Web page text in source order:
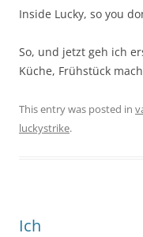
Inside Lucky, so you
So, und jetzt geh ich
Küche, Frühstück
This entry was posted in
luckystrike.
Ich